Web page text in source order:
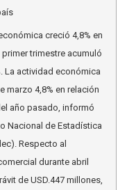
creció 4,8% en
primer trimestre acumuló
La actividad económica
marzo 4,8% en relación
año pasado, informó
Nacional de Estadística
Respecto al
durante abril
de USD.447 millones,